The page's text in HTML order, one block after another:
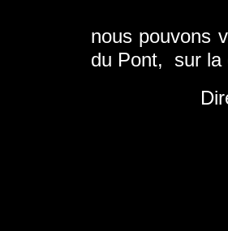
nous pouvons
du Pont, sur la